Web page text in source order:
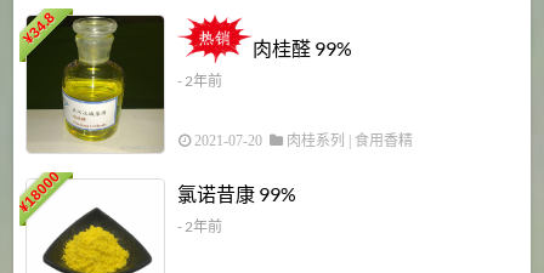
¥
34.8
肉桂醛 99%
- 2年前
2021-07-20 肉桂系列 食用香精
¥
18000 氯诺昔康 99%
- 2年前